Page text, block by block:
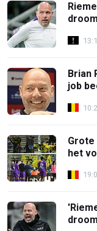
Brian
job
Grote
het